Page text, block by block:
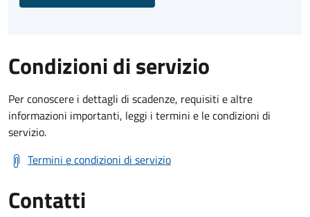
Condizioni di servizio
Per conoscere i dettagli di scadenze, requisiti e altre
informazioni importanti, leggi i termini e le condizioni di
servizio.
Termini e condizioni di servizio
Contatti